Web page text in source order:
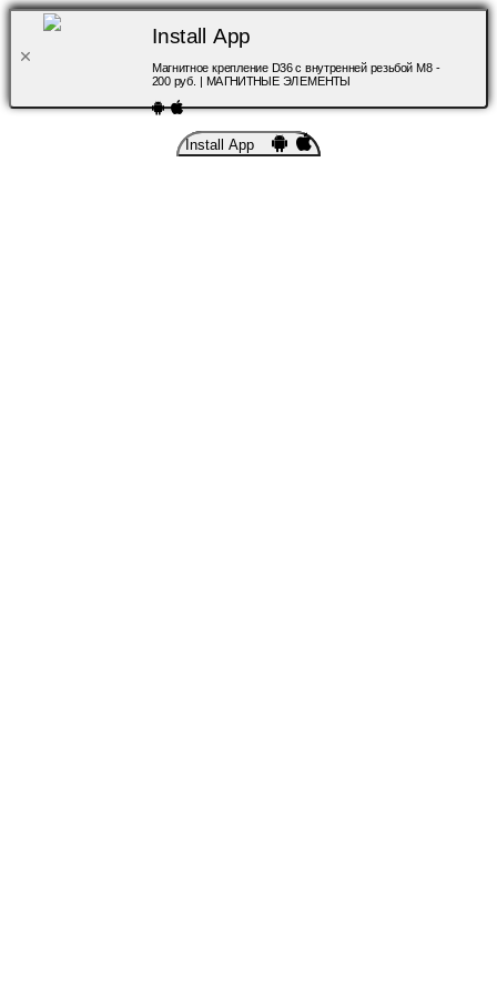
Install App
Магнитное крепление D36 с внутренней резьбой М8 -
200 руб. | МАГНИТНЫЕ ЭЛЕМЕНТЫ
Install App